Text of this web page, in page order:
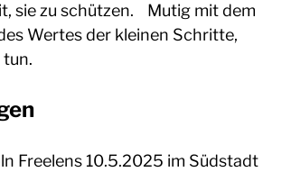
sie zu schützen. Mutig mit dem
Wertes der kleinen Schritte,
tun.
Freelens 10.5.2025 im Südstadt